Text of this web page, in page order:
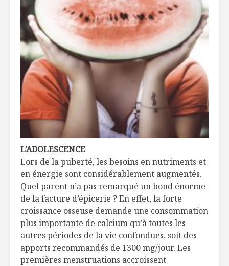
L’ADOLESCENCE
Lors de la puberté, les besoins en nutriments et
en énergie sont considérablement augmentés.
Quel parent n’a pas remarqué un bond énorme
de la facture d’épicerie ? En effet, la forte
croissance osseuse demande une consommation
plus importante de calcium qu’à toutes les
autres périodes de la vie confondues, soit des
apports recommandés de 1300 mg/jour. Les
premières menstruations accroissent